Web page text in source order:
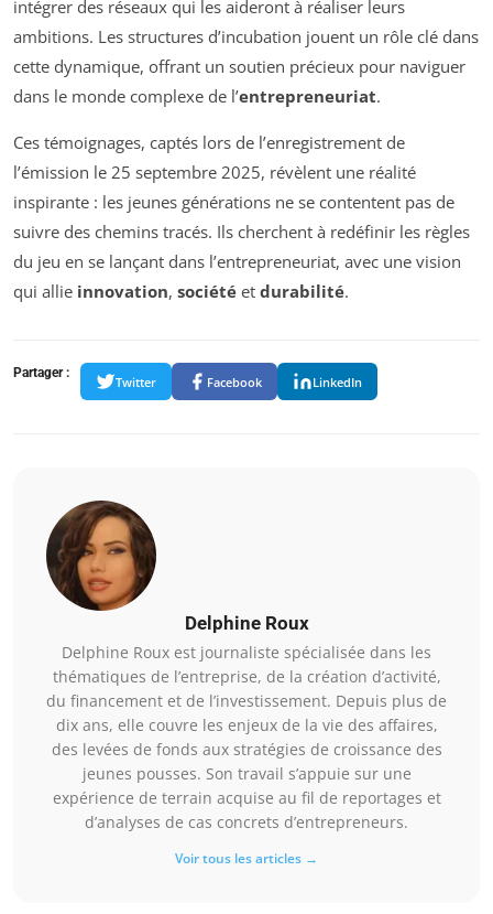
intégrer des réseaux qui les aideront à réaliser leurs
ambitions. Les structures d’incubation jouent un rôle clé dans
cette dynamique, offrant un soutien précieux pour naviguer
dans le monde complexe de l’entrepreneuriat.
Ces témoignages, captés lors de l’enregistrement de
l’émission le 25 septembre 2025, révèlent une réalité
inspirante : les jeunes générations ne se contentent pas de
suivre des chemins tracés. Ils cherchent à redéfinir les règles
du jeu en se lançant dans l’entrepreneuriat, avec une vision
qui allie innovation, société et durabilité.
Partager :
Twitter Facebook LinkedIn
Delphine Roux
Delphine Roux est journaliste spécialisée dans les
thématiques de l’entreprise, de la création d’activité,
du financement et de l’investissement. Depuis plus de
dix ans, elle couvre les enjeux de la vie des affaires,
des levées de fonds aux stratégies de croissance des
jeunes pousses. Son travail s’appuie sur une
expérience de terrain acquise au fil de reportages et
d’analyses de cas concrets d’entrepreneurs.
Voir tous les articles →